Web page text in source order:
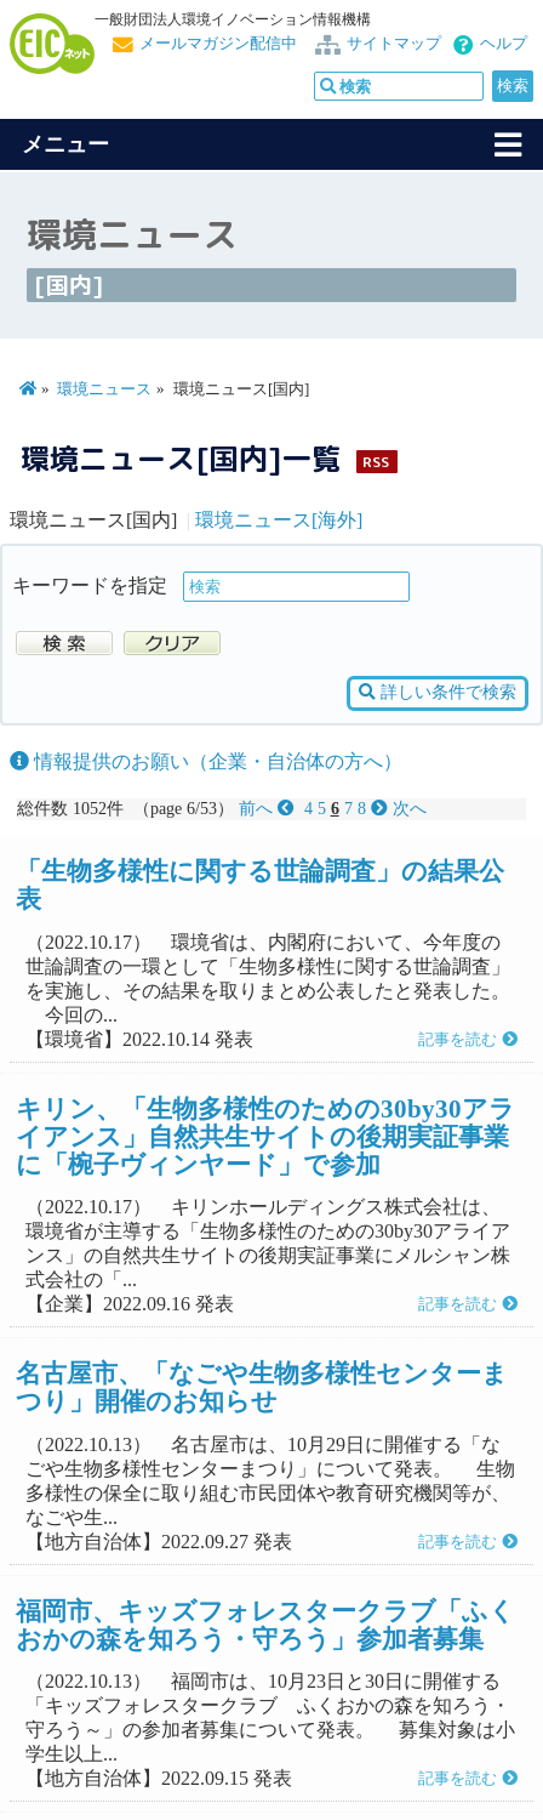
一般財団法人環境イノベーション情報機構
ヘルプ
サイトマップ
メールマガジン配信中
メニュー
環境ニュース
[国内]
環境ニュース 環境ニュース[国内]
環境ニュース[国内]一覧 RSS
環境ニュース[国内] 環境ニュース[海外]
キーワードを指定
詳しい条件で検索
情報提供のお願い（企業・自治体の方へ）
総件数 1052件 （page 6/53） 前へ 4 5 6 7 8 次へ
「生物多様性に関する世論調査」の結果公
表
（2022.10.17） 環境省は、内閣府において、今年度の
世論調査の一環として「生物多様性に関する世論調査」
を実施し、その結果を取りまとめ公表したと発表した。
今回の...
【環境省】2022.10.14 発表
記事を読む
キリン、「生物多様性のための30by30アラ
イアンス」自然共生サイトの後期実証事業
に「椀子ヴィンヤード」で参加
（2022.10.17） キリンホールディングス株式会社は、
環境省が主導する「生物多様性のための30by30アライア
ンス」の自然共生サイトの後期実証事業にメルシャン株
式会社の「...
【企業】2022.09.16 発表
記事を読む
名古屋市、「なごや生物多様性センターま
つり」開催のお知らせ
（2022.10.13） 名古屋市は、10月29日に開催する「な
ごや生物多様性センターまつり」について発表。 生物
多様性の保全に取り組む市民団体や教育研究機関等が、
なごや生...
【地方自治体】2022.09.27 発表
記事を読む
福岡市、キッズフォレスタークラブ「ふく
おかの森を知ろう・守ろう」参加者募集
（2022.10.13） 福岡市は、10月23日と30日に開催する
「キッズフォレスタークラブ ふくおかの森を知ろう・
守ろう～」の参加者募集について発表。 募集対象は小
学生以上...
【地方自治体】2022.09.15 発表
記事を読む